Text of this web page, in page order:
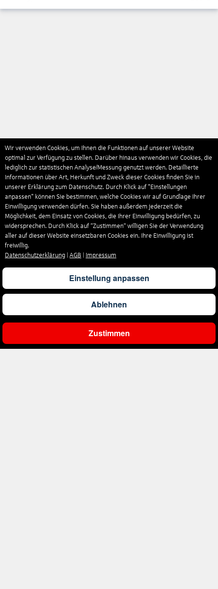
Ergebnisse filtern
Wir verwenden Cookies, um Ihnen die Funktionen auf unserer Website
optimal zur Verfügung zu stellen. Darüber hinaus verwenden wir Cookies, die
lediglich zur statistischen Analyse/Messung genutzt werden. Detaillierte
Informationen über Art, Herkunft und Zweck dieser Cookies finden Sie in
unserer Erklärung zum Datenschutz. Durch Klick auf "Einstellungen
anpassen" können Sie bestimmen, welche Cookies wir auf Grundlage Ihrer
Einwilligung verwenden dürfen. Sie haben außerdem jederzeit die
Möglichkeit, dem Einsatz von Cookies, die Ihrer Einwilligung bedürfen, zu
widersprechen. Durch Klick auf “Zustimmen“ willigen Sie der Verwendung
aller auf dieser Website einsetzbaren Cookies ein. Ihre Einwilligung ist
freiwillig.
Datenschutzerklärung
AGB Impressum
Einstellung anpassen
Ablehnen
Zustimmen